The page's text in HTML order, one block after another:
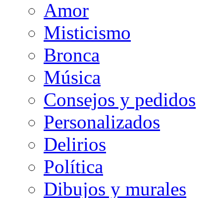
Amor
Misticismo
Bronca
Música
Consejos y pedidos
Personalizados
Delirios
Política
Dibujos y murales